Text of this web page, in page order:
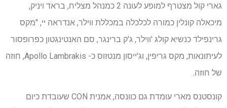
גארי קול מצטרף למופע לעונה 2 כמנהל מצליח, בראד ויניק,
מיכאלה קונלין כמורה לכלכלה במכללת ווילר, אנדראה יי, "מקס
גרינפילד כנשיא קולג 'ווילר, ג'ק ברינגר, סם האנטינגטון כפרופסור
לעיתונאות, מקס גריפין, וג'ייסון מנטזוס כ- Apollo Lambrakis, חוזה
של חוזה.
קונסטנס מארי עומדת גם כוונסה, אמנית CON שעובדת כיום